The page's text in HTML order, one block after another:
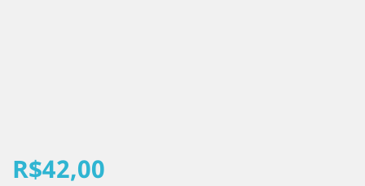
R$42,00